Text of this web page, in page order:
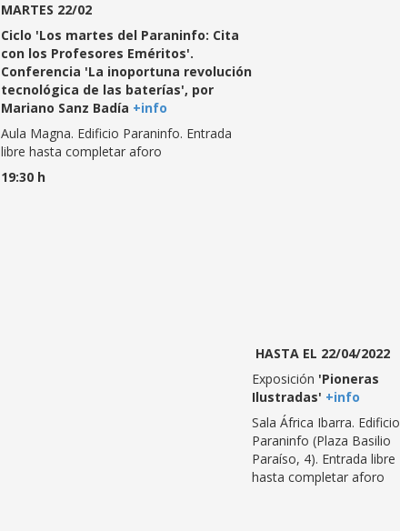
MARTES 22/02
Ciclo 'Los martes del Paraninfo: Cita
con los Profesores Eméritos'.
Conferencia 'La inoportuna revolución
tecnológica de las baterías', por
Mariano Sanz Badía +info
Aula Magna. Edificio Paraninfo. Entrada
libre hasta completar aforo
19:30 h
HASTA EL 22/04/2022
Exposición 'Pioneras
Ilustradas' +info
Sala África Ibarra. Edificio
Paraninfo (Plaza Basilio
Paraíso, 4). Entrada libre
hasta completar aforo